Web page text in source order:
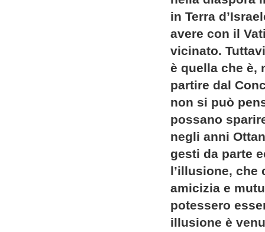
in Terra
avere con il
vicinato.
è quella che è,
partire dal
non si può
possano
negli anni
gesti da parte
l’illusione,
amicizia e
potessero
illusione è